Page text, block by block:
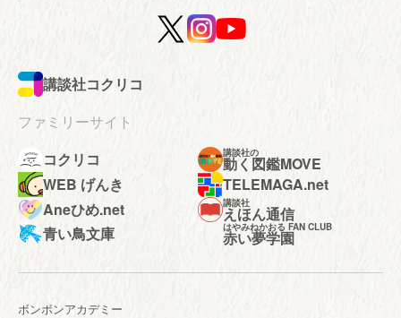
講談社コクリコ
ファミリーサイト
コクリコ
講談社の
動く図鑑MOVE
WEB げんき
TELEMAGA.net
Aneひめ.net
講談社
えほん通信
青い鳥文庫
はやみねかおる FAN CLUB
赤い夢学園
ボンボンアカデミー